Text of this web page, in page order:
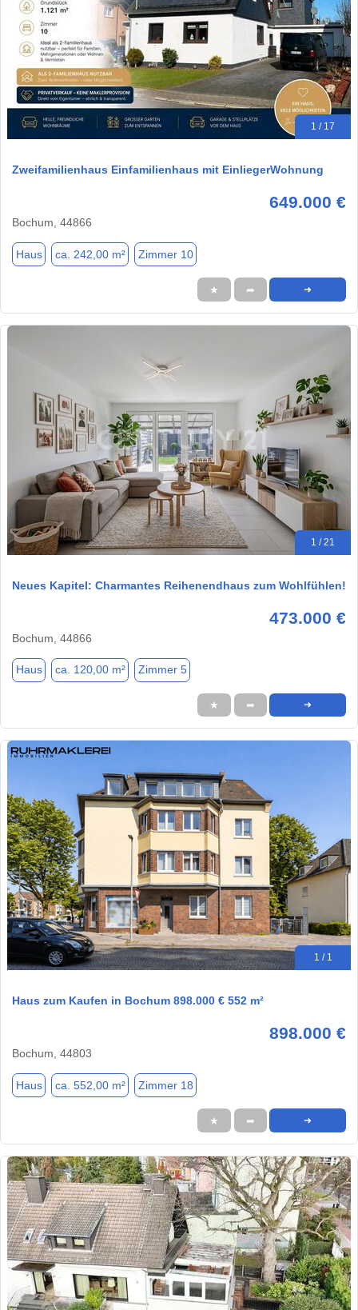
1 / 17
Zweifamilienhaus Einfamilienhaus mit EinliegerWohnung
649.000 €
Bochum, 44866
Haus ca. 242,00 m² Zimmer 10
★ ➦ ➜
1 / 21
Neues Kapitel: Charmantes Reihenendhaus zum Wohlfühlen!
473.000 €
Bochum, 44866
Haus ca. 120,00 m² Zimmer 5
★ ➦ ➜
1 / 1
Haus zum Kaufen in Bochum 898.000 € 552 m²
898.000 €
Bochum, 44803
Haus ca. 552,00 m² Zimmer 18
★ ➦ ➜